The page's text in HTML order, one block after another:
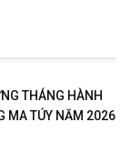
THÁNG HÀNH
MA TÚY NĂM 2026